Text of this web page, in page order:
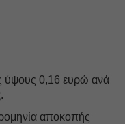
ύψους 0,16 ευρώ ανά
.
αποκοπής